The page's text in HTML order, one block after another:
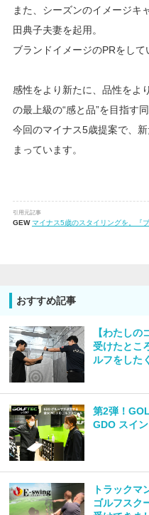
また、シーズンのイメージキ
田典子夫妻を起用。
ブランドイメージのPRをして
感性をより新たに、品性をよ
の最上級の“感と品”を目指す同
今回のマイナス5歳提案で、
まっています。
引用元記事
GEW マイナス5歳のスタイリングを。『
おすすめ記事
【わたし
受けたとこ
ルフをした
第2弾！
GDO​​​​​​​ スイ
トラックマ
ゴルフスク